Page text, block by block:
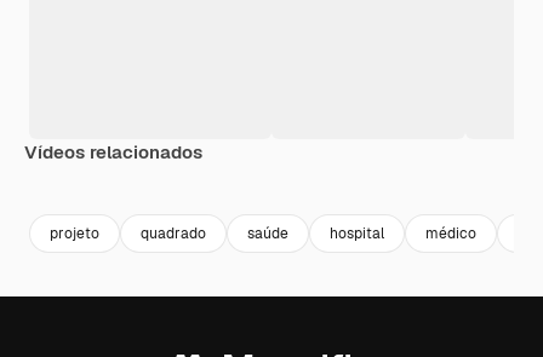
Vídeos relacionados
projeto quadrado saúde hospital médico